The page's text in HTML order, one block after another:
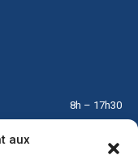
aux
8h – 17h30
8h – 17h30